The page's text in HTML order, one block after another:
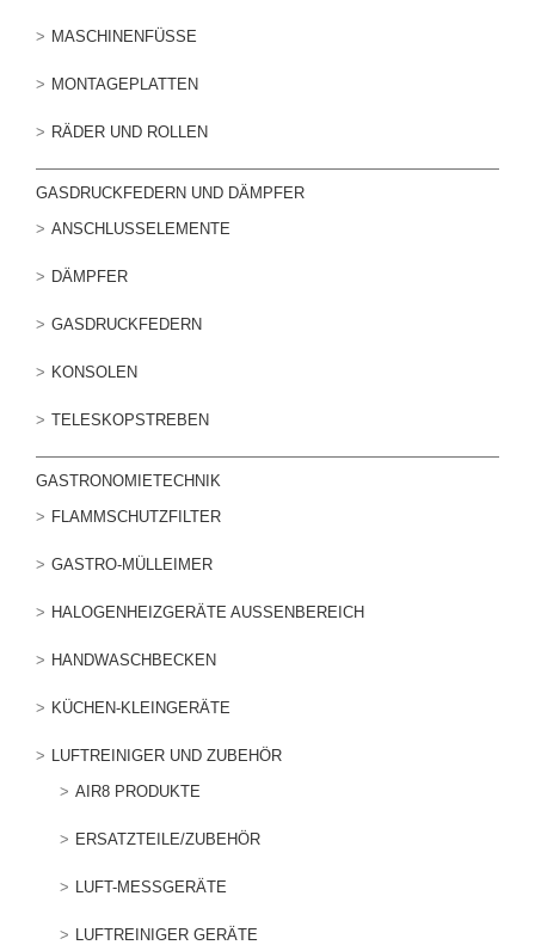
MASCHINENFÜSSE
MONTAGEPLATTEN
RÄDER UND ROLLEN
GASDRUCKFEDERN UND DÄMPFER
ANSCHLUSSELEMENTE
DÄMPFER
GASDRUCKFEDERN
KONSOLEN
TELESKOPSTREBEN
GASTRONOMIETECHNIK
FLAMMSCHUTZFILTER
GASTRO-MÜLLEIMER
HALOGENHEIZGERÄTE AUSSENBEREICH
HANDWASCHBECKEN
KÜCHEN-KLEINGERÄTE
LUFTREINIGER UND ZUBEHÖR
AIR8 PRODUKTE
ERSATZTEILE/ZUBEHÖR
LUFT-MESSGERÄTE
LUFTREINIGER GERÄTE